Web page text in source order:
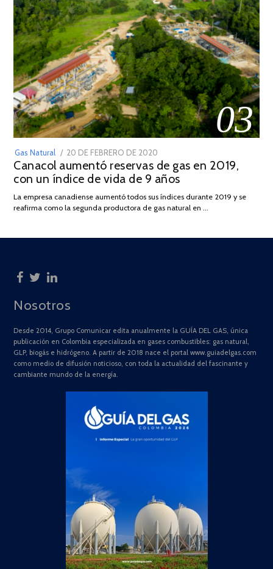
03
Gas Natural
POSTED
ON
20 DE FEBRERO DE 2020
DE
JULIO
2025
Canacol aumentó reservas de gas en 2019,
con un índice de vida de 9 años
La empresa canadiense aumentó todos sus índices durante 2019 y se
reafirma como la segunda productora de gas natural en …
Nosotros
Desde 2014, Grupo Comunicar edita anualmente la GUÍA DEL GAS, única
publicación en Colombia especializada en gases combustibles: gas natural,
GLP, biogás e hidrógeno. A partir de 2018 nace el portal www.guiadelgas.com
como medio de difusión noticioso, con toda la actualidad del fascinante y
cambiante mundo de la energía.